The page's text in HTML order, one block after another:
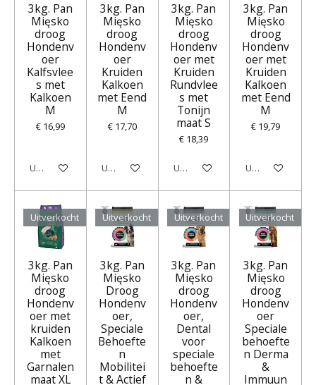
3kg. Pan
Mięsko
droog
Hondenv
oer
Kalfsvlee
s met
Kalkoen
M
€ 16,99
Uitverkocht
3kg. Pan
Mięsko
droog
Hondenv
oer
Kruiden
Kalkoen
met Eend
M
€ 17,70
Uitverkocht
3kg. Pan
Mięsko
droog
Hondenv
oer met
Kruiden
Rundvlee
s met
Tonijn
maat S
€ 18,39
Uitverkocht
3kg. Pan
Mięsko
droog
Hondenv
oer met
Kruiden
Kalkoen
met Eend
M
€ 19,79
Uitverkocht
Uitverkocht
3kg. Pan
Mięsko
droog
Hondenv
oer met
kruiden
Kalkoen
met
Garnalen
maat XL
Uitverkocht
3kg. Pan
Mięsko
Droog
Hondenv
oer,
Speciale
Behoefte
n
Mobilitei
t & Actief
Uitverkocht
3kg. Pan
Mięsko
droog
Hondenv
oer,
Dental
voor
speciale
behoefte
n &
Uitverkocht
3kg. Pan
Mięsko
droog
Hondenv
oer
Speciale
behoefte
n Derma
&
Immuun